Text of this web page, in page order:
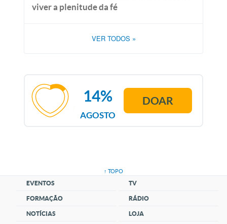
viver a plenitude da fé
VER TODOS »
AGOSTO
14% DOAR
↑ TOPO
EVENTOS
FORMAÇÃO
NOTÍCIAS
TV
RÁDIO
LOJA